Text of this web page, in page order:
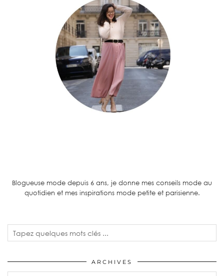
Blogueuse mode depuis 6 ans, je donne mes conseils mode au
quotidien et mes inspirations mode petite et parisienne.
ARCHIVES